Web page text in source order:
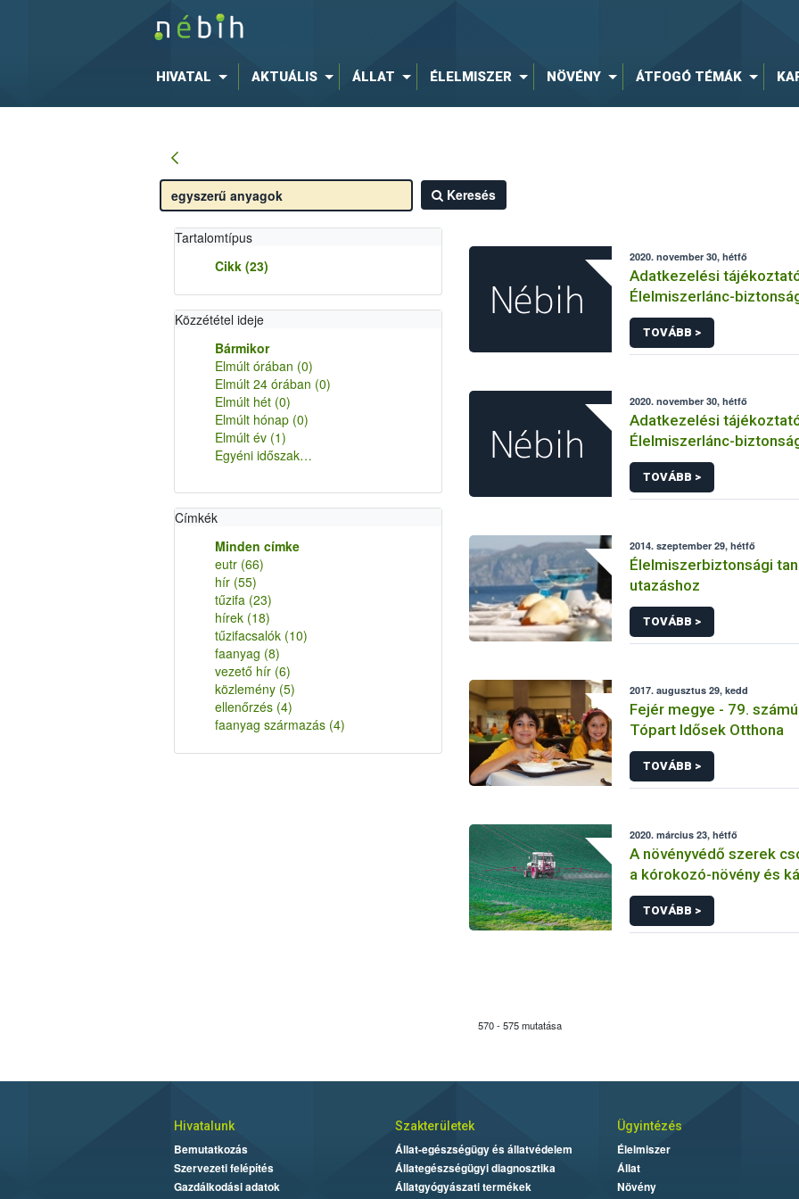
HIVATAL AKTUÁLIS ÁLLAT ÉLELMISZER NÖVÉNY ÁTFOGÓ TÉMÁK
Keresés
Tartalomtípus
Cikk (23)
Közzététel ideje
Bármikor
Elmúlt órában (0)
Elmúlt 24 órában (0)
Elmúlt hét (0)
Elmúlt hónap (0)
Elmúlt év (1)
Egyéni időszak…
Címkék
Minden címke
eutr (66)
hír (55)
tűzifa (23)
hírek (18)
tűzifacsalók (10)
faanyag (8)
vezető hír (6)
közlemény (5)
ellenőrzés (4)
faanyag származás (4)
2020. november 30, hétfő
Adatkezelési
Élelmiszerlánc-
Belső Ellenőrzési és Audit
Igazgatósága
kapcsolódó
TOVÁBB >
2020. november 30, hétfő
Adatkezelési
Élelmiszerlánc-
Ügyfélprofil Rendszerben
növényvédelem
intézhető közhatalmi
TOVÁBB >
2014. szeptember 29, hétfő
Élelmiszerbiztonsági
utazáshoz
TOVÁBB >
2017. augusztus 29, kedd
Fejér megye - 79.
Tópart Idősek Otthona
TOVÁBB >
2020. március 23, hétfő
A növényvédő szerek
a kórokozó-növény és
kapcsolat szerint
TOVÁBB >
570 - 575 mutatása
Hivatalunk
Bemutatkozás
Szervezeti felépítés
Gazdálkodási adatok
Szakterületek
Állat-egészségügy és állatvédelem
Állategészségügyi diagnosztika
Állatgyógyászati termékek
Ügyintézés
Élelmiszer
Állat
Növény